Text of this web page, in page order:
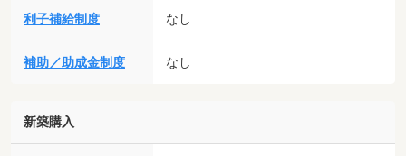
利子補給制度 なし
補助／助成金制度 なし
新築購入